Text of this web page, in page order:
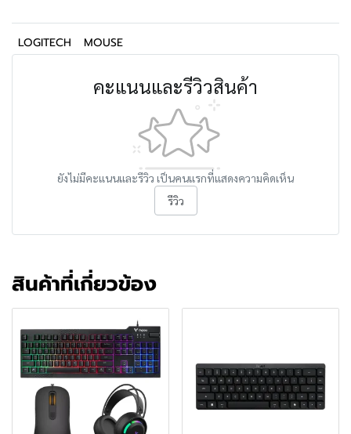
LOGITECH MOUSE
คะแนนและรีวิวสินค้า
ยังไม่มีคะแนนและรีวิว เป็นคนแรกที่แสดงความคิดเห็น
รีวิว
สินค้าที่เกี่ยวข้อง